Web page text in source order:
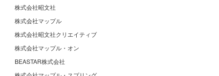
株式会社昭文社
株式会社マップル
株式会社昭文社クリエイティブ
株式会社マップル・オン
BEASTAR株式会社